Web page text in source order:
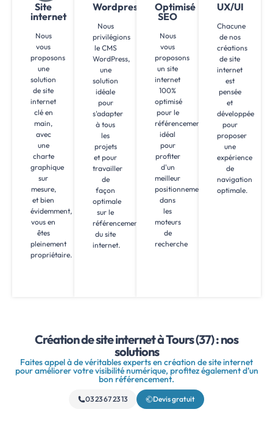
Site
internet
Nous
vous
proposons
une
solution
de site
internet
clé en
main,
avec
une
charte
graphique
sur
mesure,
et bien
évidemment,
vous en
êtes
pleinement
propriétaire.
Wordpress
Nous
privilégions
le CMS
WordPress,
une
solution
idéale
pour
s'adapter
à tous
les
projets
et pour
travailler
de
façon
optimale
sur le
référencement
du site
internet.
Optimisé
SEO
Nous
vous
proposons
un site
internet
100%
optimisé
pour le
référencement,
idéal
pour
profiter
d'un
meilleur
positionnement
dans
les
moteurs
de
recherche
UX/UI
Chacune
de nos
créations
de site
internet
est
pensée
et
développée
pour
proposer
une
expérience
de
navigation
optimale.
Création de site internet à Tours (37) : nos
solutions
Faites appel à de véritables experts en création de site internet
pour améliorer votre visibilité numérique, profitez également d’un
bon référencement.
03 23 67 23 13 Devis gratuit